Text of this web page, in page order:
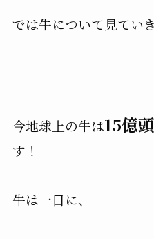
では牛について見てい
今地球上の牛は15億頭
す！
牛は一日に、